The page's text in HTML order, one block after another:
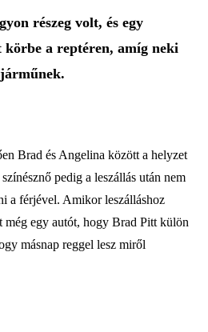
részeg volt, és egy
a reptéren, amíg neki
Brad és Angelina között a helyzet
pedig a leszállás után nem
a férjével. Amikor leszálláshoz
még egy autót, hogy Brad Pitt külön
másnap reggel lesz miről